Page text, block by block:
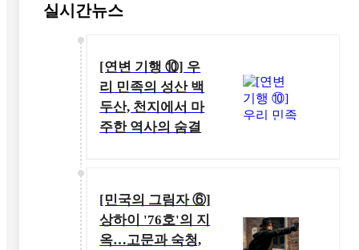
실시간뉴스
[연변 기행 ⑩] 우
리 민족의 성산 백
두산, 천지에서 마
주한 역사의 숨결
[민국의 그림자 ⑥]
상하이 '76호'의 지
옥…고문과 숙청,